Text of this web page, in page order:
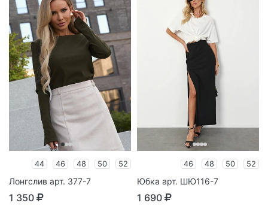
44 46 48 50 52
Лонгслив арт. 377-7
1 350
46 48 50 52
Юбка арт. ШЮ116-7
1 690